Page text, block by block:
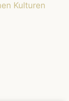
Kulturen